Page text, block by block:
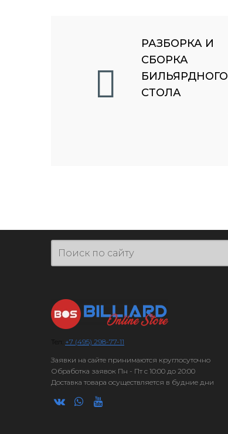
РАЗБОРКА И
СБОРКА
БИЛЬЯРДНОГО
СТОЛА
Тел: +7 (495) 298-77-11
Заявки на сайте принимаются круглосуточно
Обработка заявок Пн - Пт с 10:00 до 20:00
Доставка товара осуществляется в будние дни